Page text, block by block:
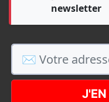
newsletter
J'EN